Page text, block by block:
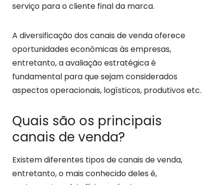
serviço para o cliente final da marca.
A diversificação dos canais de venda oferece
oportunidades econômicas às empresas,
entretanto, a avaliação estratégica é
fundamental para que sejam considerados
aspectos operacionais, logísticos, produtivos etc.
Quais são os principais
canais de venda?
Existem diferentes tipos de canais de venda,
entretanto, o mais conhecido deles é,